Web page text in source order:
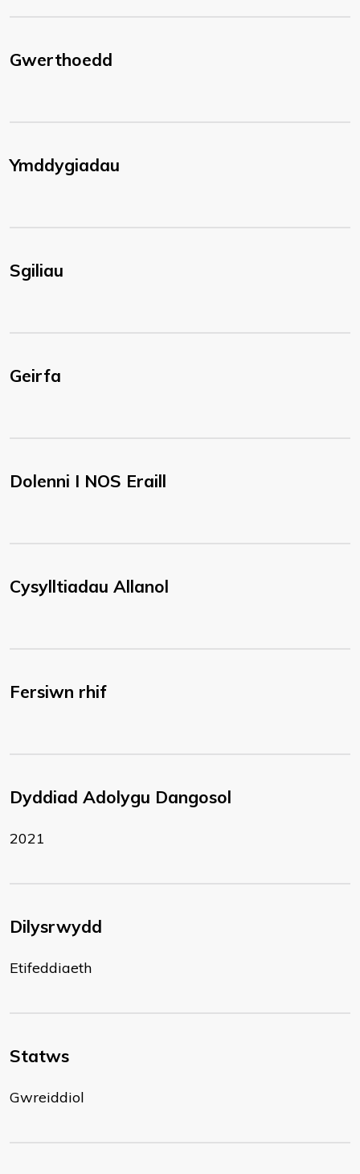
Gwerthoedd
Ymddygiadau
Sgiliau
Geirfa
Dolenni I NOS Eraill
Cysylltiadau Allanol
Fersiwn rhif
Dyddiad Adolygu Dangosol
2021
Dilysrwydd
Etifeddiaeth
Statws
Gwreiddiol